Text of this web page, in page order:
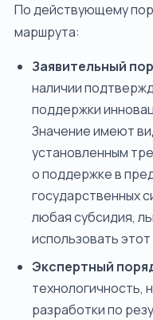
По действующему
маршрута:
Заявительный
наличии
поддержки
Значение имеют
установленным
о поддержке в
государственных
любая субсидия,
использовать
Экспертный
технологичность,
разработки по